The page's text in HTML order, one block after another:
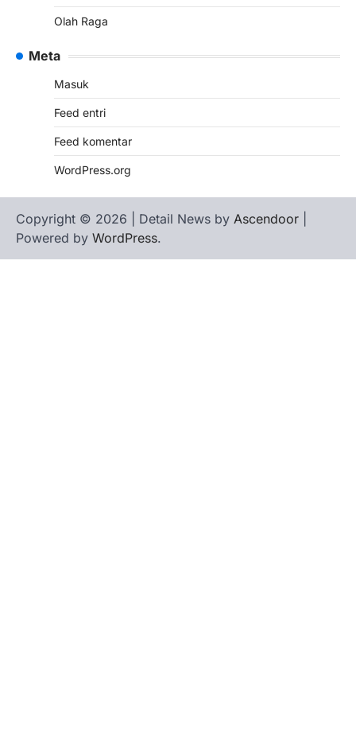
Olah Raga
Meta
Masuk
Feed entri
Feed komentar
WordPress.org
Copyright © 2026 | Detail News by Ascendoor
Powered by WordPress.